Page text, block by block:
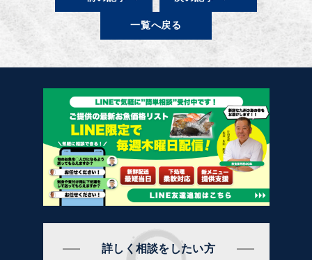
一覧へ戻る
詳しく相談をしたい方